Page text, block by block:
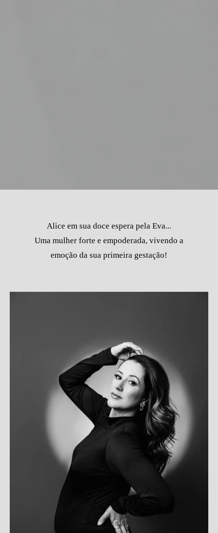
Alice em sua doce espera pela Eva...
Uma mulher forte e empoderada, vivendo a
emoção da sua primeira gestação!